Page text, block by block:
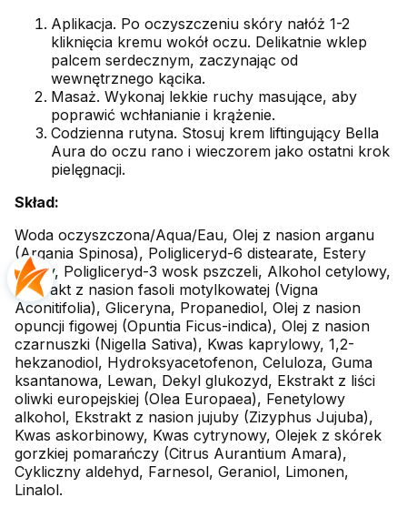
Aplikacja. Po oczyszczeniu skóry nałóż 1-2
kliknięcia kremu wokół oczu. Delikatnie wklep
palcem serdecznym, zaczynając od
wewnętrznego kącika.
Masaż. Wykonaj lekkie ruchy masujące, aby
poprawić wchłanianie i krążenie.
Codzienna rutyna. Stosuj krem liftingujący Bella
Aura do oczu rano i wieczorem jako ostatni krok
pielęgnacji.
Skład:
Woda oczyszczona/Aqua/Eau, Olej z nasion arganu
(Argania Spinosa), Poligliceryd-6 distearate, Estery
jojoby, Poligliceryd-3 wosk pszczeli, Alkohol cetylowy,
Ekstrakt z nasion fasoli motylkowatej (Vigna
Aconitifolia), Gliceryna, Propanediol, Olej z nasion
opuncji figowej (Opuntia Ficus-indica), Olej z nasion
czarnuszki (Nigella Sativa), Kwas kaprylowy, 1,2-
hekzanodiol, Hydroksyacetofenon, Celuloza, Guma
ksantanowa, Lewan, Dekyl glukozyd, Ekstrakt z liści
oliwki europejskiej (Olea Europaea), Fenetylowy
alkohol, Ekstrakt z nasion jujuby (Zizyphus Jujuba),
Kwas askorbinowy, Kwas cytrynowy, Olejek z skórek
gorzkiej pomarańczy (Citrus Aurantium Amara),
Cykliczny aldehyd, Farnesol, Geraniol, Limonen,
Linalol.